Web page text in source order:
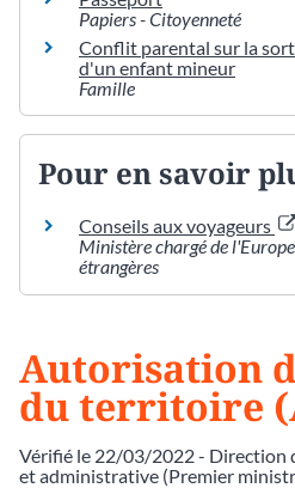
Papiers - Citoyenneté
Conflit parental sur la
d'un enfant mineur
Famille
Pour en savoir
Conseils aux voyageurs
Ministère chargé de
étrangères
Autorisation
du territoire
Vérifié le 22/03/2022 - Direction
et administrative (Premier